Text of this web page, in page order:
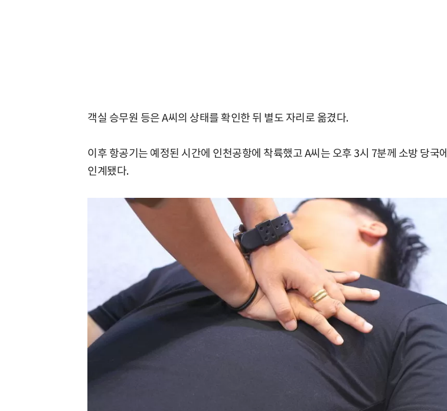
객실 승무원 등은 A씨의 상태를 확인한 뒤 별도 자리로 옮겼다.
이후 항공기는 예정된 시간에 인천공항에 착륙했고 A씨는 오후 3시 7분께 소방 당국에
인계됐다.